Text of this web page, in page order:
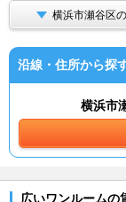
横浜市瀬谷区
沿線・住所から探
横浜市
広いワンルームの